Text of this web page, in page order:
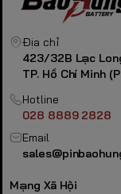
Địa chỉ
423/32B Lạc
TP. Hồ Chí Minh
Hotline
028 8889 2828
Email
Mạng Xã Hội